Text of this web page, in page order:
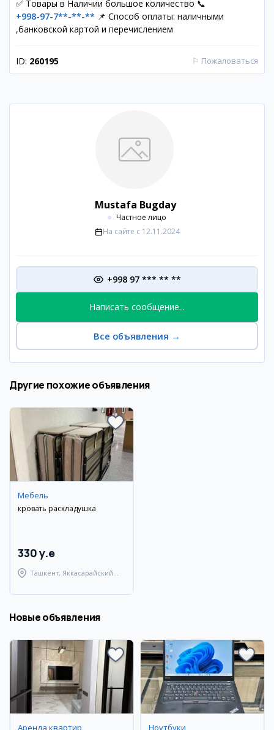
✅ Товары в Наличии большое количество 📞
+998-97-7**-**-** 📌 Способ оплаты: наличными
,банковской картой и перечислением
ID: 260195 ⚐ Пожаловаться
Mustafa Bugday
Частное лицо
На сайте с 12.11.2024
+998 97 *** ** **
Написать сообщение...
Все объявления →
Другие похожие объявления
Мебель
кровать раскладушка
330 y.e
Ташкент, Яккасарайский
Новые объявления
Аренда квартир Ноутбуки